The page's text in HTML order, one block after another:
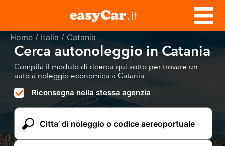
Home / Italia / Catania
Cerca autonoleggio in Catania
Compila il modulo di ricerca qui sotto per trovare un
auto a noleggio economica a Catania
Riconsegna nella stessa agenzia